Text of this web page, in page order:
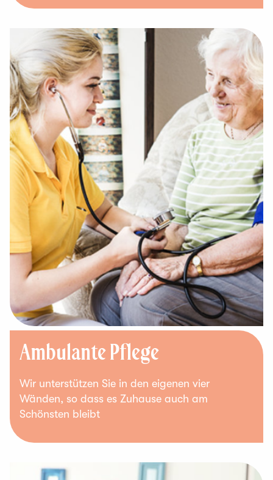
Ambulante Pflege
Wir unterstützen Sie in den eigenen vier
Wänden, so dass es Zuhause auch am
Schönsten bleibt